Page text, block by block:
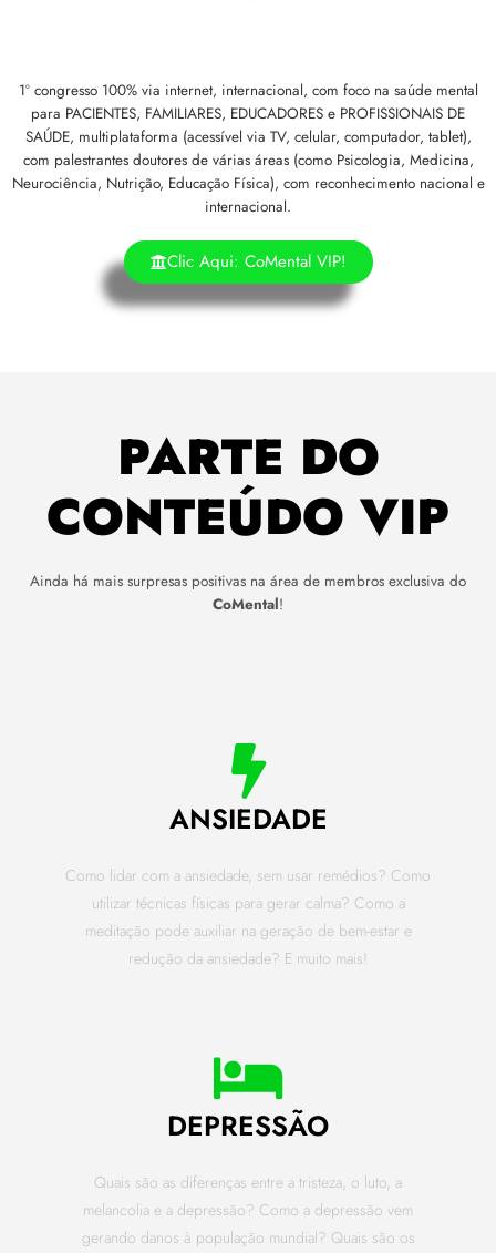
1º congresso 100% via internet, internacional, com foco na saúde mental
para PACIENTES, FAMILIARES, EDUCADORES e PROFISSIONAIS DE
SAÚDE, multiplataforma (acessível via TV, celular, computador, tablet),
com palestrantes doutores de várias áreas (como Psicologia, Medicina,
Neurociência, Nutrição, Educação Física), com reconhecimento nacional e
internacional.
Clic Aqui: CoMental VIP!
PARTE DO
CONTEÚDO VIP
Ainda há mais surpresas positivas na área de membros exclusiva do
CoMental!
ANSIEDADE
Como lidar com a ansiedade, sem usar remédios? Como
utilizar técnicas físicas para gerar calma? Como a
meditação pode auxiliar na geração de bem-estar e
redução da ansiedade? E muito mais!
DEPRESSÃO
Quais são as diferenças entre a tristeza, o luto, a
melancolia e a depressão? Como a depressão vem
gerando danos à população mundial? Quais são os